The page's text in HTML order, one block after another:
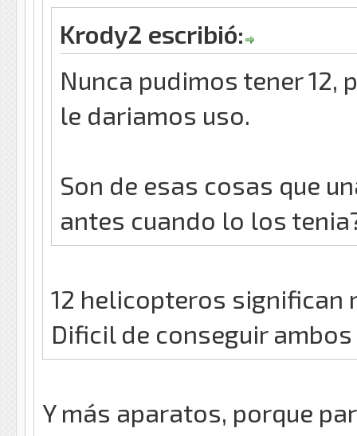
Krody2 escribió:
Nunca pudimos tener 12,
le dariamos uso.
Son de esas cosas que
antes cuando lo los
12 helicopteros significan
Dificil de conseguir ambos
Y más aparatos, porque